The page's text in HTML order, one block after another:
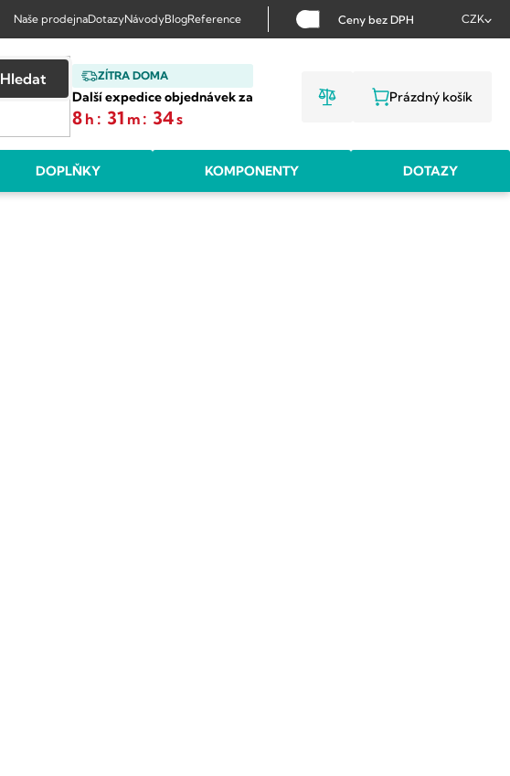
Naše prodejnaDotazyNávodyBlogReference Ceny bez DPH CZK
ZÍTRA DOMA
Další expedice objednávek za
8 h : 31 m : 33s
Hledat
NÁKUPNÍ
Prázdný košík
DOPLŇKY KOMPONENTY DOTAZY